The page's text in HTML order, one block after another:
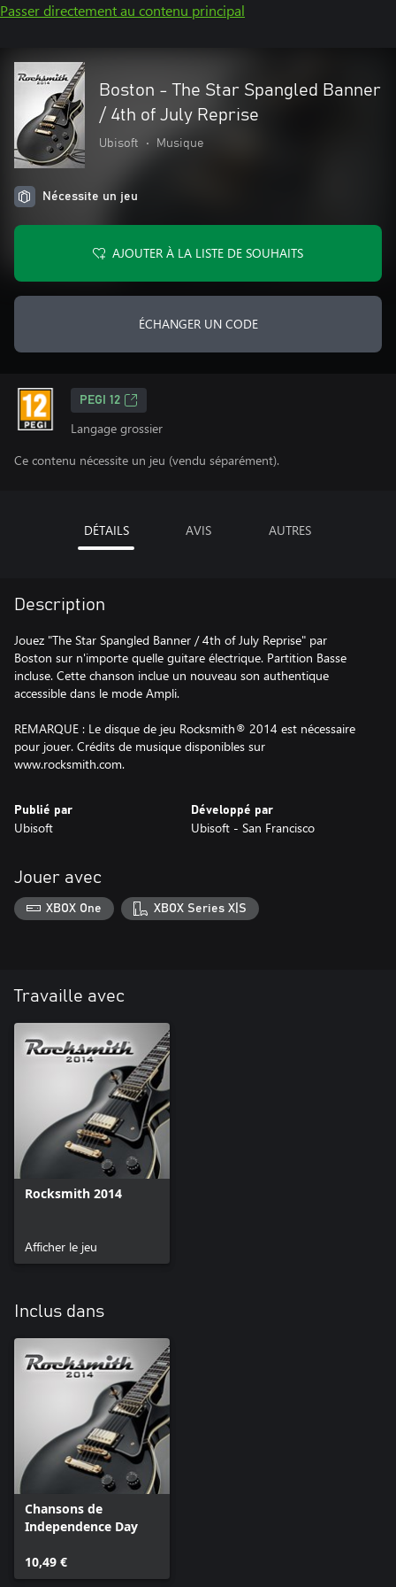
Passer directement au contenu principal
Boston - The Star Spangled Banner
/ 4th of July Reprise
Ubisoft • Musique
Nécessite un jeu
AJOUTER À LA LISTE DE SOUHAITS
ÉCHANGER UN CODE
PEGI 12
Langage grossier
Ce contenu nécessite un jeu (vendu séparément).
DÉTAILS AVIS AUTRES
Description
Jouez "The Star Spangled Banner / 4th of July Reprise" par
Boston sur n'importe quelle guitare électrique. Partition Basse
incluse. Cette chanson inclue un nouveau son authentique
accessible dans le mode Ampli.
REMARQUE : Le disque de jeu Rocksmith® 2014 est nécessaire
pour jouer. Crédits de musique disponibles sur
www.rocksmith.com.
Publié par
Ubisoft
Développé par
Ubisoft - San Francisco
Jouer avec
XBOX One XBOX Series X|S
Travaille avec
Rocksmith 2014
Afficher le jeu
Inclus dans
Chansons de
Independence Day
10,49 €